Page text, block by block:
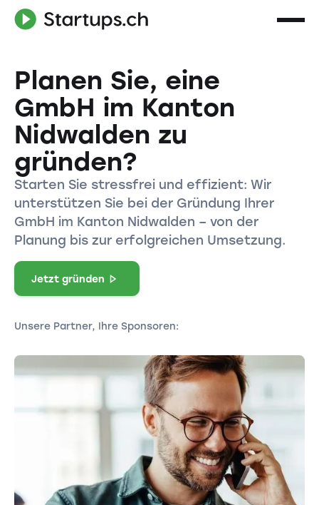
Planen Sie, eine
GmbH im Kanton
Nidwalden zu
gründen?
Starten Sie stressfrei und effizient: Wir
unterstützen Sie bei der Gründung Ihrer
GmbH im Kanton Nidwalden – von der
Planung bis zur erfolgreichen Umsetzung.
Jetzt gründen
Unsere Partner, Ihre Sponsoren: